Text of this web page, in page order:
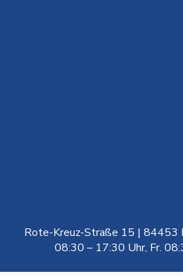
Rote-Kreuz-Straße 15 | 84453
08:30 – 17:30 Uhr, Fr.